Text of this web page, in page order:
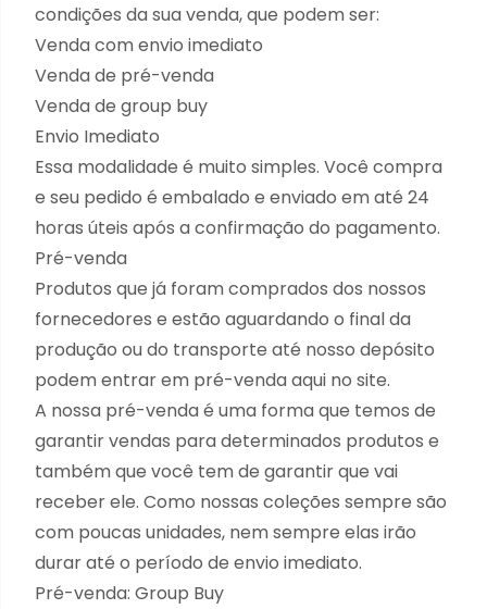
condições da sua venda, que podem ser:
Venda com envio imediato
Venda de pré-venda
Venda de group buy
Envio Imediato
Essa modalidade é muito simples. Você compra
e seu pedido é embalado e enviado em até 24
horas úteis após a confirmação do pagamento.
Pré-venda
Produtos que já foram comprados dos nossos
fornecedores e estão aguardando o final da
produção ou do transporte até nosso depósito
podem entrar em pré-venda aqui no site.
A nossa pré-venda é uma forma que temos de
garantir vendas para determinados produtos e
também que você tem de garantir que vai
receber ele. Como nossas coleções sempre são
com poucas unidades, nem sempre elas irão
durar até o período de envio imediato.
Pré-venda: Group Buy